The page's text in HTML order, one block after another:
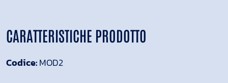
CARATTERISTICHE PRODOTTO
Codice:MOD2